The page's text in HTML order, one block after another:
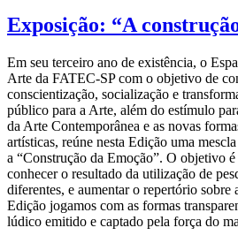
Exposição: “A
Em seu terceiro ano de existência, o
Arte da FATEC-SP com o objetivo de
conscientização, socialização e
público para a Arte, além do estímulo
da Arte Contemporânea e as novas
artísticas, reúne nesta Edição uma
a “Construção da Emoção”. O objetivo
conhecer o resultado da utilização de
diferentes, e aumentar o repertório sobre
Edição jogamos com as formas
lúdico emitido e captado pela força do